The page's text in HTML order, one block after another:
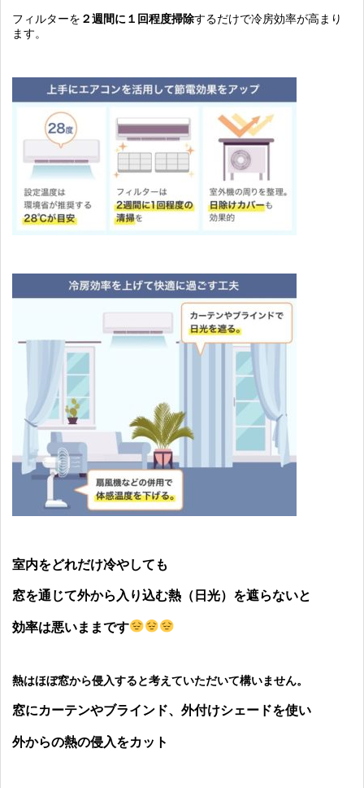
フィルターを ２週間に１回程度掃除するだけで冷房効率が高まり
ます。
室内をどれだけ冷やしても
窓を通じて外から入り込む熱（日光）を遮らないと
効率は悪いままです
熱はほぼ窓から侵入すると考えていただいて構いません。
窓にカーテンやブラインド、外付けシェードを使い
外からの熱の侵入をカット